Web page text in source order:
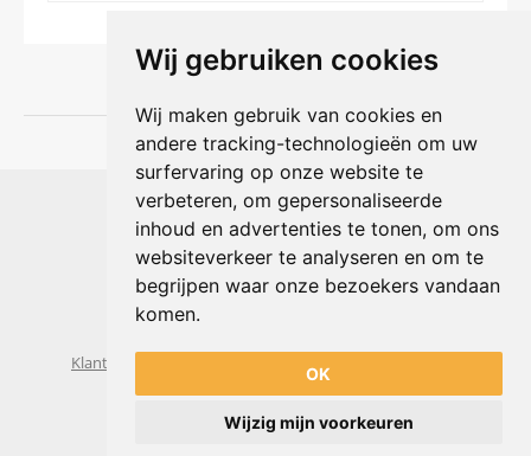
Wij gebruiken cookies
Wij maken gebruik van cookies en
andere tracking-technologieën om uw
surfervaring op onze website te
verbeteren, om gepersonaliseerde
inhoud en advertenties te tonen, om ons
websiteverkeer te analyseren en om te
begrijpen waar onze bezoekers vandaan
komen.
OK
Wijzig mijn voorkeuren
Shophouse online
Max Planckstraat 4
6716 BE Ede, Nederland
Telefoon:+31(0)318 618 121
E-mail: info@shophouse.nl
Geopend: ma t/m vr 09:00-17:00 uur
Klantenservice
Algemene voorwaarden
Powered by nopCommerce